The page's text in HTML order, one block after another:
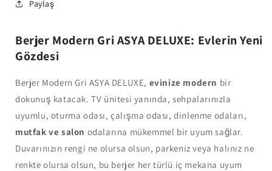
Paylaş
Berjer Modern Gri ASYA DELUXE: Evlerin Yeni
Gözdesi
Berjer Modern Gri ASYA DELUXE, evinize modern bir
dokunuş katacak. TV ünitesi yanında, sehpalarınızla
uyumlu, oturma odası, çalışma odası, dinlenme odaları,
mutfak ve salon odalarına mükemmel bir uyum sağlar.
Duvarınızın rengi ne olursa olsun, parkeniz veya halınız ne
renkte olursa olsun, bu berjer her türlü iç mekana uyum